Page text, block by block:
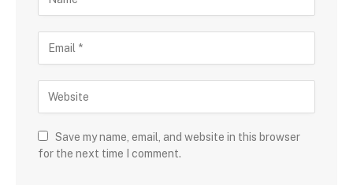
Save my name, email, and website in this browser
for the next time I comment.